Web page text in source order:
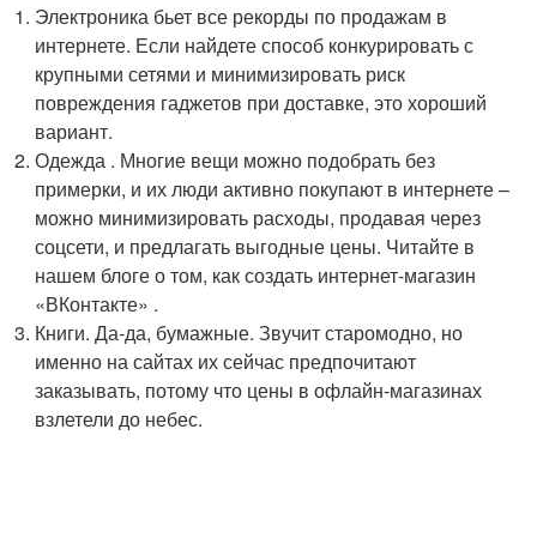
Электроника бьет все рекорды по продажам в
интернете. Если найдете способ конкурировать с
крупными сетями и минимизировать риск
повреждения гаджетов при доставке, это хороший
вариант.
Одежда . Многие вещи можно подобрать без
примерки, и их люди активно покупают в интернете –
можно минимизировать расходы, продавая через
соцсети, и предлагать выгодные цены. Читайте в
нашем блоге о том, как создать интернет-магазин
«ВКонтакте» .
Книги. Да-да, бумажные. Звучит старомодно, но
именно на сайтах их сейчас предпочитают
заказывать, потому что цены в офлайн-магазинах
взлетели до небес.